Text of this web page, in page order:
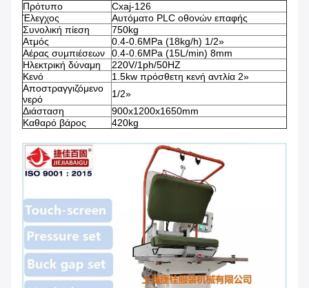
Πρότυπο
Cxaj-126
Έλεγχος
Αυτόματο PLC οθονών επαφής
Συνολική πίεση
750kg
Ατμός
0.4-0.6MPa (18kg/h) 1/2»
Αέρας συμπιέσεων
0.4-0.6MPa (15L/min) 8mm
Ηλεκτρική δύναμη
220V/1ph/50HZ
Κενό
1.5kw πρόσθετη κενή αντλία 2»
Αποστραγγιζόμενο
νερό
1/2»
Διάσταση
900x1200x1650mm
Καθαρό βάρος
420kg